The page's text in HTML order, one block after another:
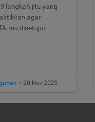
langkah jitu yang
agar
mu disetujui.
• 20 Nov 2025